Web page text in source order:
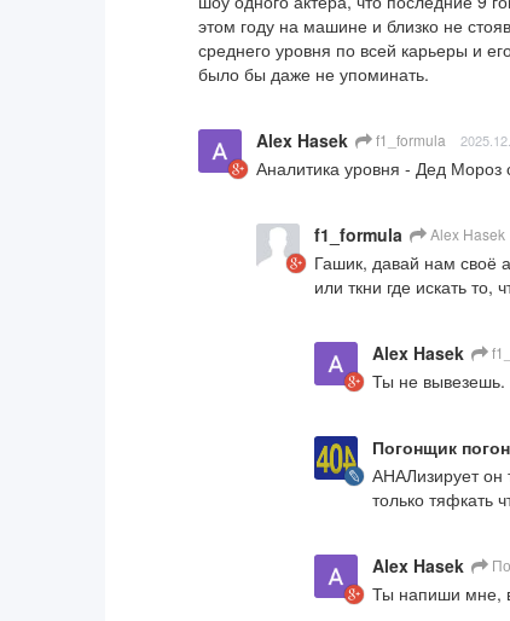
этом году на машине и близко не
среднего уровня по всей карьеры и
было бы даже не упоминать.
Alex Hasek f1_formula
Аналитика уровня - Дед Мороз
f1_formula Alex Hasek
Гашик, давай нам своё
или ткни где искать то,
Alex Hasek
Ты не вывезешь.
Погонщик
АНАЛизирует он
только тяфкать
Alex Hasek
Ты напиши мне,